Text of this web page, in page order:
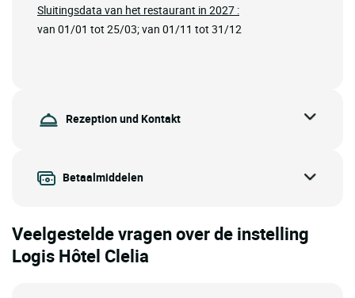
Sluitingsdata van het restaurant in 2027 :
van 01/01 tot 25/03; van 01/11 tot 31/12
Rezeption und Kontakt
Betaalmiddelen
Veelgestelde vragen over de instelling
Logis Hôtel Clelia